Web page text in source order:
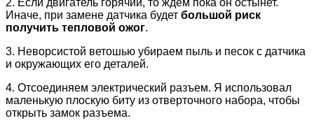
Иначе, при замене датчика будет большой риск
получить тепловой ожог.
3. Неворсистой ветошью убираем пыль и песок с датчика
и окружающих его деталей.
4. Отсоединяем электрический разъем. Я использовал
маленькую плоскую биту из отверточного набора, чтобы
открыть замок разъема.